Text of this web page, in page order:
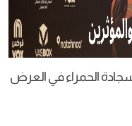
الحمراء في العرض